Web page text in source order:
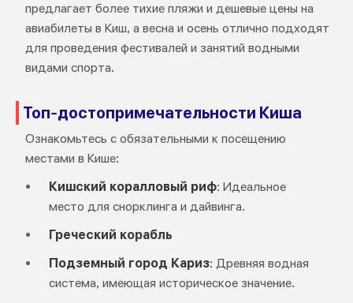
предлагает более тихие пляжи и дешевые цены на
авиабилеты в Киш, а весна и осень отлично подходят
для проведения фестивалей и занятий водными
видами спорта.
Топ-достопримечательности Киша
Ознакомьтесь с обязательными к посещению
местами в Кише:
Кишский коралловый риф: Идеальное
место для снорклинга и дайвинга.
Греческий корабль
Подземный город Кариз: Древняя водная
система, имеющая историческое значение.